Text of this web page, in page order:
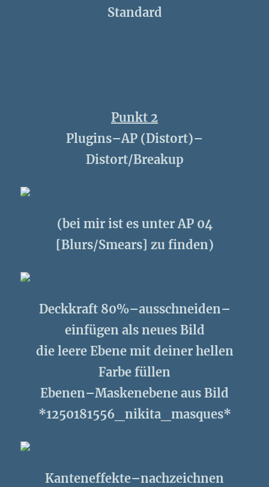
Standard
Punkt 2
Plugins–AP (Distort)–
Distort/Breakup
(bei mir ist es unter AP 04
[Blurs/Smears] zu finden)
Deckkraft 80%–ausschneiden–
einfügen als neues Bild
die leere Ebene mit deiner hellen
Farbe füllen
Ebenen–Maskenebene aus Bild
*1250181556_nikita_masques*
Kanteneffekte–nachzeichnen